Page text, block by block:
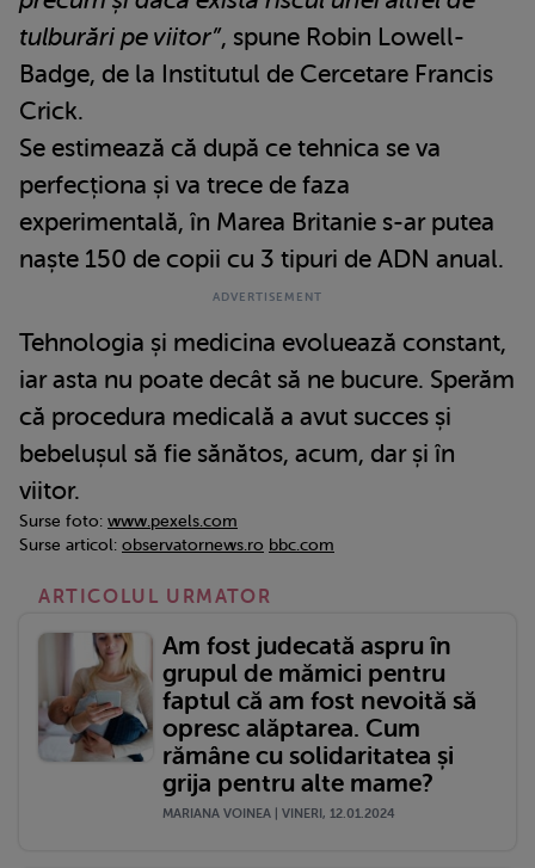
tulburări pe viitor”, spune Robin Lowell-
Badge, de la Institutul de Cercetare Francis
Crick.
Se estimează că după ce tehnica se va
perfecționa și va trece de faza
experimentală, în Marea Britanie s-ar putea
naște 150 de copii cu 3 tipuri de ADN anual.
Tehnologia și medicina evoluează constant,
iar asta nu poate decât să ne bucure. Sperăm
că procedura medicală a avut succes și
bebelușul să fie sănătos, acum, dar și în
viitor.
Surse foto: www.pexels.com
Surse articol: observatornews.ro bbc.com
ARTICOLUL URMATOR
Am fost judecată aspru în
grupul de mămici pentru
faptul că am fost nevoită să
opresc alăptarea. Cum
rămâne cu solidaritatea și
grija pentru alte mame?
MARIANA VOINEA | VINERI, 12.01.2024